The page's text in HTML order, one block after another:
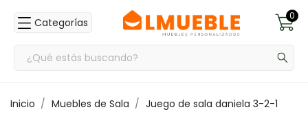
Categorías
0
Inicio Muebles de Sala Juego de sala daniela 3-2-1